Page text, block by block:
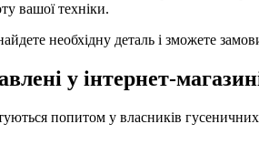
вашої техніки.
необхідну деталь і зможете
у інтернет-
попитом у власників